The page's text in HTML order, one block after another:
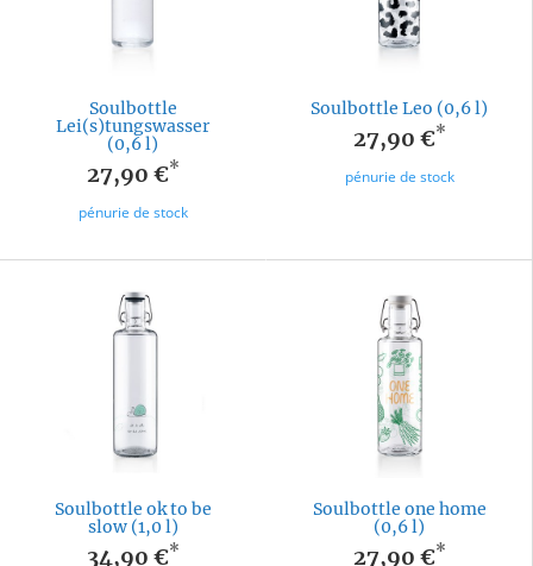
Soulbottle
Lei(s)tungswasser
(0,6 l)
27,90 €*
pénurie de stock
Soulbottle Leo (0,6 l)
27,90 €*
pénurie de stock
Soulbottle ok to be
slow (1,0 l)
34,90 €*
Soulbottle one home
(0,6 l)
27,90 €*